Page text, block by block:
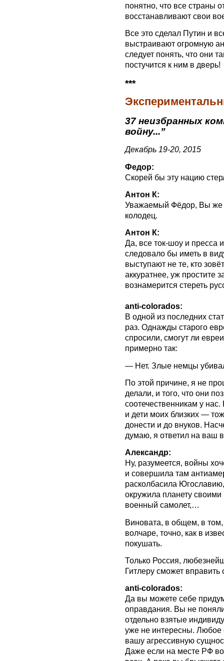
понятно, что все страны
восстанавливают свои
Все это сделал Путин и
выстраивают огромную
следует понять, что они
постучится к ним в дверь!
***
37 неизбранных
войну...”
Декабрь 19-20, 2015
Федор:
Cкорей бы эту нацию
Антон К:
Уважаемый Фёдор, Вы же
колодец.
Антон К:
Да, все ток-шоу и пресса
следовало бы иметь в
выступают не те, кто
аккуратнее, уж простите
вознамерится стереть
anti-colorados:
В одной из последних
раз. Однажды старого
спросили, смогут ли
примерно так:
— Нет. Злые немцы
По этой причине, я не
делали, и того, что они
соотечественникам у
и дети моих близких —
донести и до внуков.
думаю, я ответил на ваш
Александр:
Ну, разумеется, войны
и совершила там
расколбасила
окружила планету
военный самолет,…
Виновата, в общем, в
волчаре, точно, как в
покушать.
Только Россия,
Гитлеру сможет
anti-colorados:
Да вы можете себе
оправдания. Вы не
отдельно взятые
уже не интересны. Любое
вашу агрессивную
Даже если на месте РФ